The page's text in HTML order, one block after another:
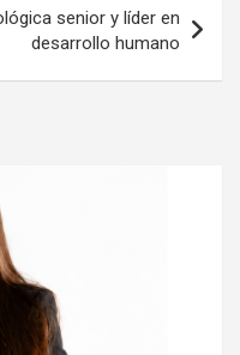
senior y líder en
desarrollo humano